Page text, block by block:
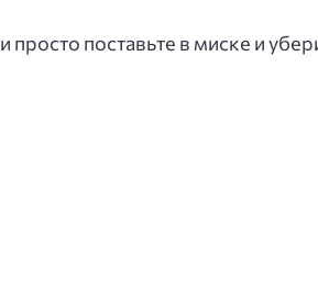
поставьте в миске и